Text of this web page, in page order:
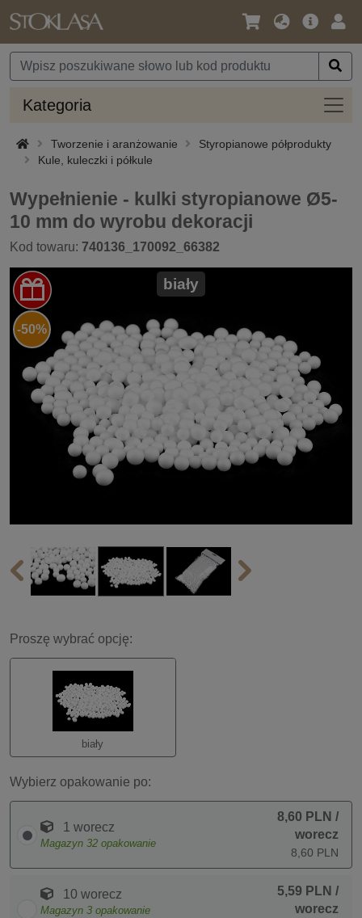
Język
Waluta
Oferta
Kategoria
Tworzenie i aranżowanie
Styropianowe półprodukty
Kule, kuleczki i półkule
Wypełnienie - kulki styropianowe Ø5-
10 mm do wyrobu dekoracji
Kod towaru: 740136_170092_66382
-50%
biały
Proszę wybrać opcję:
biały
Wybierz opakowanie po:
1 worecz
Magazyn 32 opakowanie
8,60 PLN /
worecz
8,60 PLN
10 worecz
Magazyn 3 opakowanie
5,59 PLN /
worecz